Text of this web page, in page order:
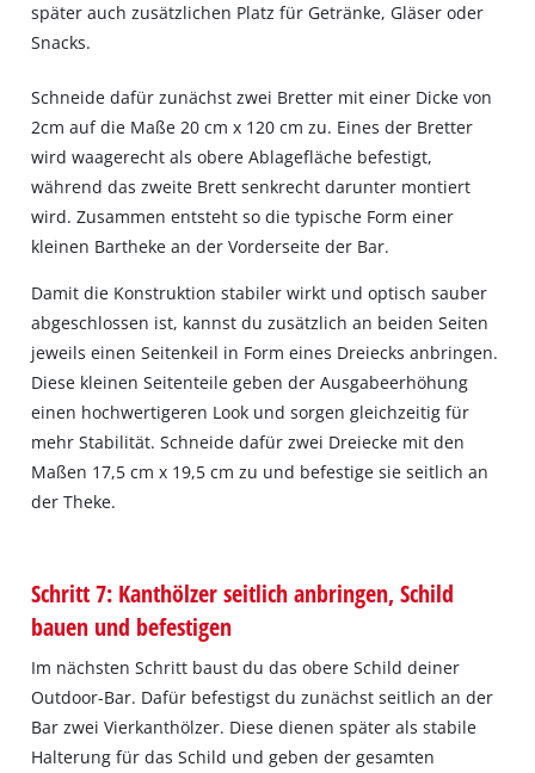
später auch zusätzlichen Platz für Getränke, Gläser oder
Snacks.
Schneide dafür zunächst zwei Bretter mit einer Dicke von
2cm auf die Maße 20 cm x 120 cm zu. Eines der Bretter
wird waagerecht als obere Ablagefläche befestigt,
während das zweite Brett senkrecht darunter montiert
wird. Zusammen entsteht so die typische Form einer
kleinen Bartheke an der Vorderseite der Bar.
Damit die Konstruktion stabiler wirkt und optisch sauber
abgeschlossen ist, kannst du zusätzlich an beiden Seiten
jeweils einen Seitenkeil in Form eines Dreiecks anbringen.
Diese kleinen Seitenteile geben der Ausgabeerhöhung
einen hochwertigeren Look und sorgen gleichzeitig für
mehr Stabilität. Schneide dafür zwei Dreiecke mit den
Maßen 17,5 cm x 19,5 cm zu und befestige sie seitlich an
der Theke.
Schritt 7: Kanthölzer seitlich anbringen, Schild
bauen und befestigen
Im nächsten Schritt baust du das obere Schild deiner
Outdoor-Bar. Dafür befestigst du zunächst seitlich an der
Bar zwei Vierkanthölzer. Diese dienen später als stabile
Halterung für das Schild und geben der gesamten